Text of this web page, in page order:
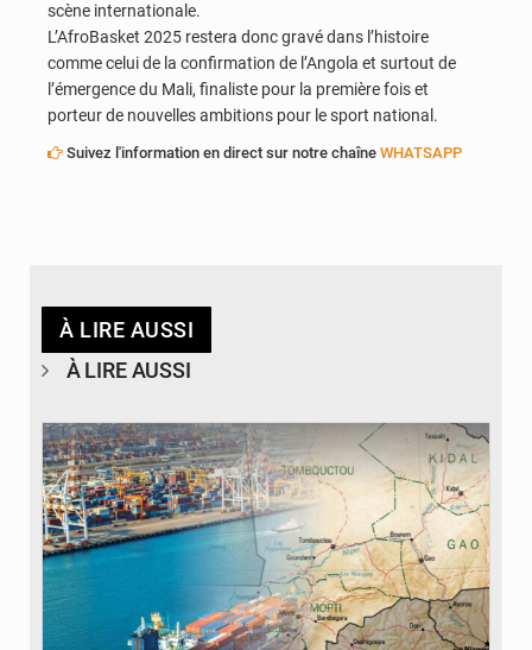
scène internationale.
L’AfroBasket 2025 restera donc gravé dans l’histoire
comme celui de la confirmation de l’Angola et surtout de
l’émergence du Mali, finaliste pour la première fois et
porteur de nouvelles ambitions pour le sport national.
Suivez l'information en direct sur notre chaîne WHATSAPP
À LIRE AUSSI
À LIRE AUSSI
© JDM